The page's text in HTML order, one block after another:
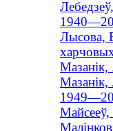
Лысова,
Мазанік,
Мазанік,